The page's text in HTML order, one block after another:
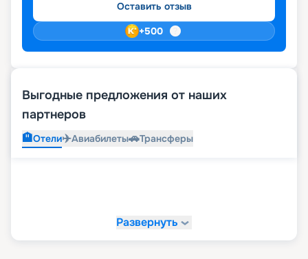
Оставить отзыв
+500
Выгодные предложения от наших
партнеров
🏨Отели✈️Авиабилеты🚗Трансферы
Развернуть